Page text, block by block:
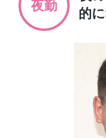
夜勤
的